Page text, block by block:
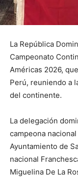
La República
Campeonato
Américas 2026,
Perú, reuniendo a
del continente.
La delegación
campeona
Ayuntamiento de
nacional
Miguelina De La